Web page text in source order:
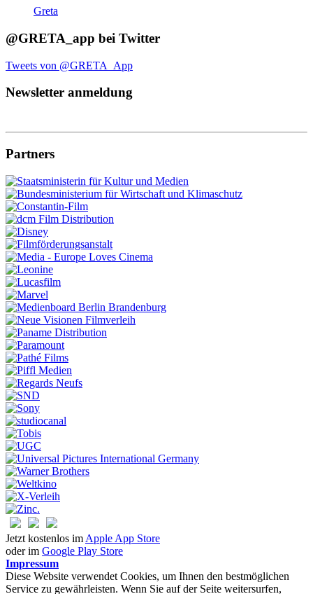
Greta
@GRETA_app bei Twitter
Tweets von @GRETA_App
Newsletter anmeldung
Partners
Jetzt kostenlos im Apple App Store
oder im Google Play Store
Impressum
Diese Website verwendet Cookies, um Ihnen den bestmöglichen
Service zu gewährleisten. Wenn Sie auf der Seite weitersurfen,